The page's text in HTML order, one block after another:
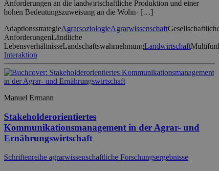
Anforderungen an die landwirtschaftliche Produktion und einer
hohen Bedeutungszuweisung an die Wohn- […]
AdaptionsstrategieAgrarsoziologieAgrarwissenschaft
AnforderungenLändliche
LebensverhältnisseLandschaftswahrnehmungLandwirtschaft
Interaktion
Manuel Ermann
Stakeholderorientiertes
Kommunikationsmanagement in der Agrar- und
Ernährungswirtschaft
Schriftenreihe agrarwissenschaftliche Forschungsergebnisse